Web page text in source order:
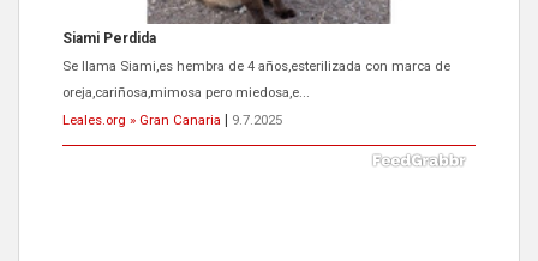
Siami Perdida
Se llama Siami,es hembra de 4 años,esterilizada con marca de
oreja,cariñosa,mimosa pero miedosa,e...
Leales.org » Gran Canaria
9.7.2025